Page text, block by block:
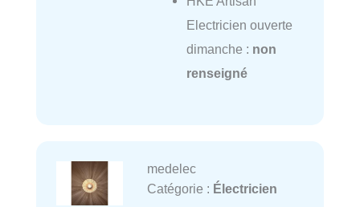
Electricien ouverte
dimanche : non
renseigné
medelec
Catégorie : Électricien